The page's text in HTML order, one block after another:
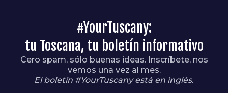
#YourTuscany:
tu Toscana, tu boletín informativo
Cero spam, sólo buenas ideas. Inscríbete, nos
vemos una vez al mes.
El boletín #YourTuscany está en inglés.